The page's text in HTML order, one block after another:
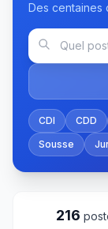
Des centaines
CDI CDD
Sousse
216